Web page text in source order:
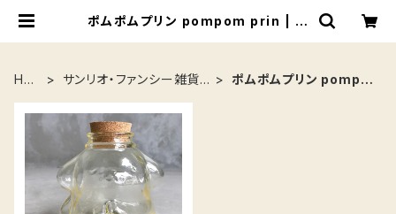
ポムポムプリン pompom prin | 東
HO
サンリオ・ファンシー雑貨 /
ポムポムプリン pompo